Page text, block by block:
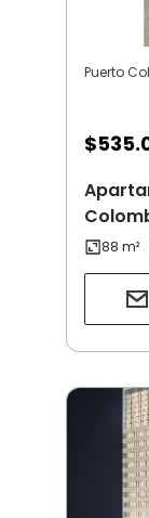
Puerto
$